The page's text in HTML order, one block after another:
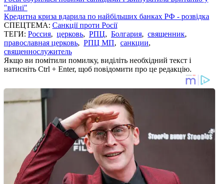
"війні"
Кредитна криза вдарила по найбільших банках РФ - розвідка
СПЕЦТЕМА: Санкції проти Росії
ТЕГИ: Россия, церковь, РПЦ, Болгария, священник,
православная церковь, РПЦ МП, санкции,
священнослужитель
Якщо ви помітили помилку, виділіть необхідний текст і
натисніть Ctrl + Enter, щоб повідомити про це редакцію.